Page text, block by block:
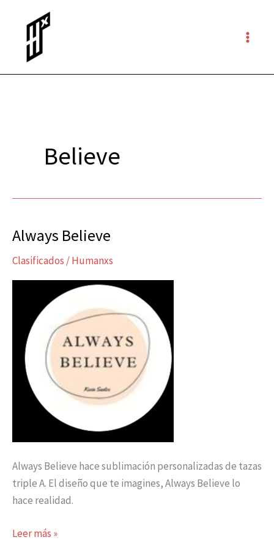
contenido
Believe
Always Believe
Clasificados /Humanxs
Always Believe hace sublimación personalizadas de tazas
triple A. El diseño que te imagines, Always Believe lo
hace realidad.
Always
Leer más »